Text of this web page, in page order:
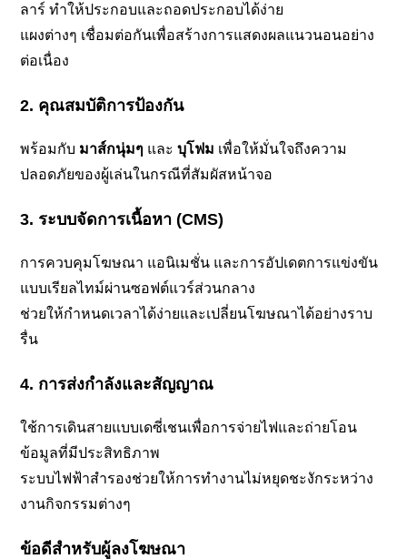
ลาร์ ทำให้ประกอบและถอดประกอบได้ง่าย
แผงต่างๆ เชื่อมต่อกันเพื่อสร้างการแสดงผลแนวนอนอย่าง
ต่อเนื่อง
2. คุณสมบัติการป้องกัน
พร้อมกับ มาส์กนุ่มๆ และบุโฟม เพื่อให้มั่นใจถึงความ
ปลอดภัยของผู้เล่นในกรณีที่สัมผัสหน้าจอ
3. ระบบจัดการเนื้อหา (CMS)
การควบคุมโฆษณา แอนิเมชั่น และการอัปเดตการแข่งขัน
แบบเรียลไทม์ผ่านซอฟต์แวร์ส่วนกลาง
ช่วยให้กำหนดเวลาได้ง่ายและเปลี่ยนโฆษณาได้อย่างราบ
รื่น
4. การส่งกำลังและสัญญาณ
ใช้การเดินสายแบบเดซี่เชนเพื่อการจ่ายไฟและถ่ายโอน
ข้อมูลที่มีประสิทธิภาพ
ระบบไฟฟ้าสำรองช่วยให้การทำงานไม่หยุดชะงักระหว่าง
งานกิจกรรมต่างๆ
ข้อดีสำหรับผู้ลงโฆษณา